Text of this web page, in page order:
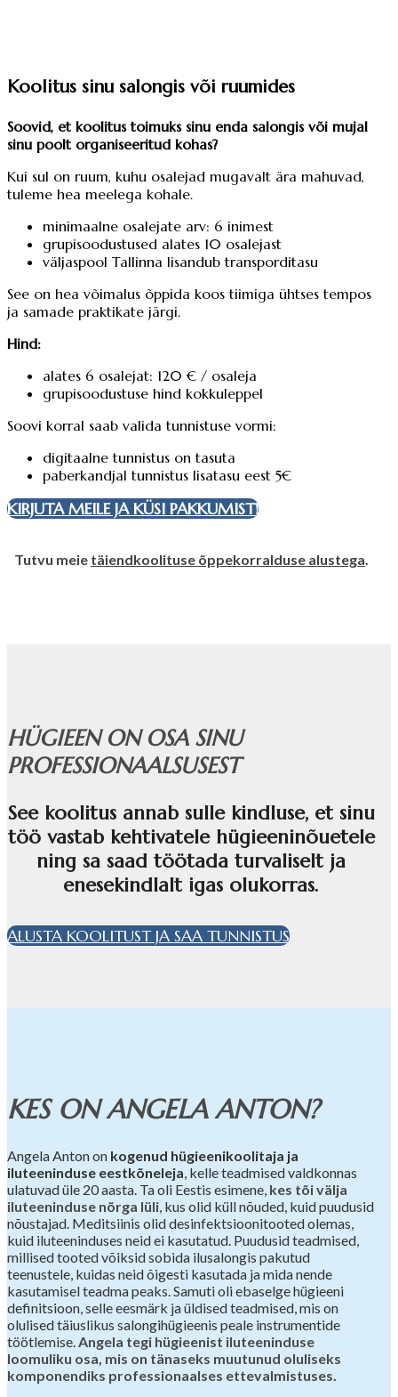
Koolitus sinu salongis või ruumides
Soovid, et koolitus toimuks sinu enda salongis või mujal
sinu poolt organiseeritud kohas?
Kui sul on ruum, kuhu osalejad mugavalt ära mahuvad,
tuleme hea meelega kohale.
minimaalne osalejate arv: 6 inimest
grupisoodustused alates 10 osalejast
väljaspool Tallinna lisandub transporditasu
See on hea võimalus õppida koos tiimiga ühtses tempos
ja samade praktikate järgi.
Hind:
alates 6 osalejat: 120 € / osaleja
grupisoodustuse hind kokkuleppel
Soovi korral saab valida tunnistuse vormi:
digitaalne tunnistus on tasuta
paberkandjal tunnistus lisatasu eest 5€
KIRJUTA MEILE JA KÜSI PAKKUMIST!
Tutvu meie täiendkoolituse õppekorralduse alustega
HÜGIEEN ON OSA SINU
PROFESSIONAALSUSEST
See koolitus annab sulle kindluse, et sinu
töö vastab kehtivatele hügieeninõuetele
ning sa saad töötada turvaliselt ja
enesekindlalt igas olukorras.
ALUSTA KOOLITUST JA SAA TUNNISTUS
KES ON ANGELA ANTON?
Angela Anton on kogenud hügieenikoolitaja ja
iluteeninduse eestkõneleja, kelle teadmised valdkonnas
ulatuvad üle 20 aasta. Ta oli Eestis esimene, kes tõi välja
iluteeninduse nõrga lüli, kus olid küll nõuded, kuid puudusid
nõustajad. Meditsiinis olid desinfektsioonitooted olemas,
kuid iluteeninduses neid ei kasutatud. Puudusid teadmised,
millised tooted võiksid sobida ilusalongis pakutud
teenustele, kuidas neid õigesti kasutada ja mida nende
kasutamisel teadma peaks. Samuti oli ebaselge hügieeni
definitsioon, selle eesmärk ja üldised teadmised, mis on
olulised täiuslikus salongihügieenis peale instrumentide
töötlemise.Angela tegi hügieenist iluteeninduse
loomuliku osa, mis on tänaseks muutunud oluliseks
komponendiks professionaalses ettevalmistuses.